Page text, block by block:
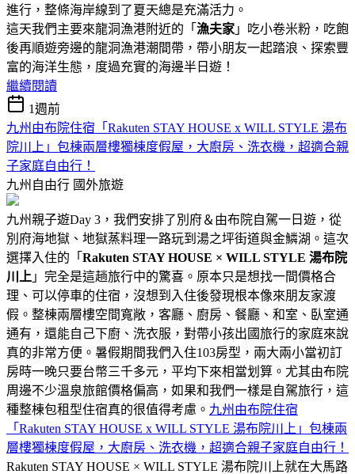
進行，整條海岸線到了夏天總是充滿活力。
這天我們主要來龍洞漁港附近的「 漁夫家 」吃小卷米粉，吃飽
後再順遊旁邊的龍洞漁港潮間帶，帶小朋友一起踏浪、探索豐
富的海洋生態，度過充實的海邊半日遊！
繼續閱讀
1週前
九州由布院住宿「Rakuten STAY HOUSE x WILL STYLE 湯布
院川上」包棟兩層樓獨棟度假屋，大廚房、洗衣機，超適合親
子家庭自由行！
九州自由行 國外旅遊
九州親子遊Day 3，我們安排了別府＆由布院自駕一日遊，從
別府海地獄、地獄蒸料理一路玩到湯之坪街道與金鱗湖。這次
選擇入住的「 Rakuten STAY HOUSE × WILL STYLE 湯布院
川上 」完全是這趟旅行中的驚喜。原本只是想找一間價格合
理、可以停車的住宿，沒想到入住後發現根本像來朋友家渡
假。整棟兩層樓空間寬敞，客廳、廚房、餐廳、和室、臥室通
通有，還能自己下廚、洗衣服，對帶小孩出國旅行的家庭來說
真的非常方便。暑假期間我們入住103房型，兩大兩小當初訂
房時一晚只要台幣三千多元，平均下來相當划算。尤其由布院
周邊不少溫泉旅館價格偏高，如果和我們一樣是自駕旅行，這
種整棟包租型住宿真的很值得考慮。 九州由布院住宿
「Rakuten STAY HOUSE x WILL STYLE 湯布院川上」包棟兩
層樓獨棟度假屋，大廚房、洗衣機，超適合親子家庭自由行！
Rakuten STAY HOUSE × WILL STYLE 湯布院川上就在大馬路